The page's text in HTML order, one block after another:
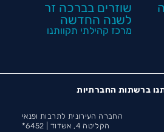
שוזרים בברכה זר
לשנה החדשה
מרכז קהילתי תקוותנו
ברשתות החברתיות
החברה העירונית לתרבות ופנאי
הקליטה 4, אשדוד |
6452*